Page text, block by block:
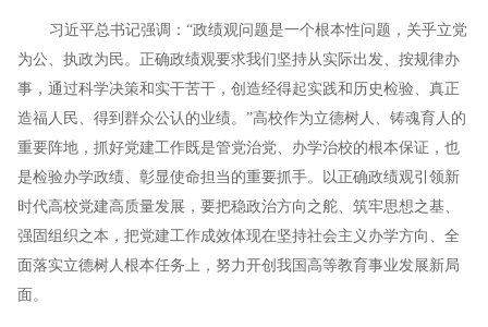
习近平总书记强调：“政绩观问题是一个根本性问题，关乎立党
为公、执政为民。正确政绩观要求我们坚持从实际出发、按规律办
事，通过科学决策和实干苦干，创造经得起实践和历史检验、真正
造福人民、得到群众公认的业绩。”高校作为立德树人、铸魂育人的
重要阵地，抓好党建工作既是管党治党、办学治校的根本保证，也
是检验办学政绩、彰显使命担当的重要抓手。以正确政绩观引领新
时代高校党建高质量发展，要把稳政治方向之舵、筑牢思想之基、
强固组织之本，把党建工作成效体现在坚持社会主义办学方向、全
面落实立德树人根本任务上，努力开创我国高等教育事业发展新局
面。